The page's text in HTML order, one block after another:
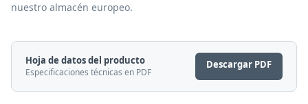
nuestro almacén europeo.
Hoja de datos del producto
Especificaciones técnicas en PDF
Descargar PDF